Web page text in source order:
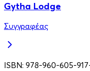
Gytha Lodge
Συγγραφέας
ISBN: 978-960-605-